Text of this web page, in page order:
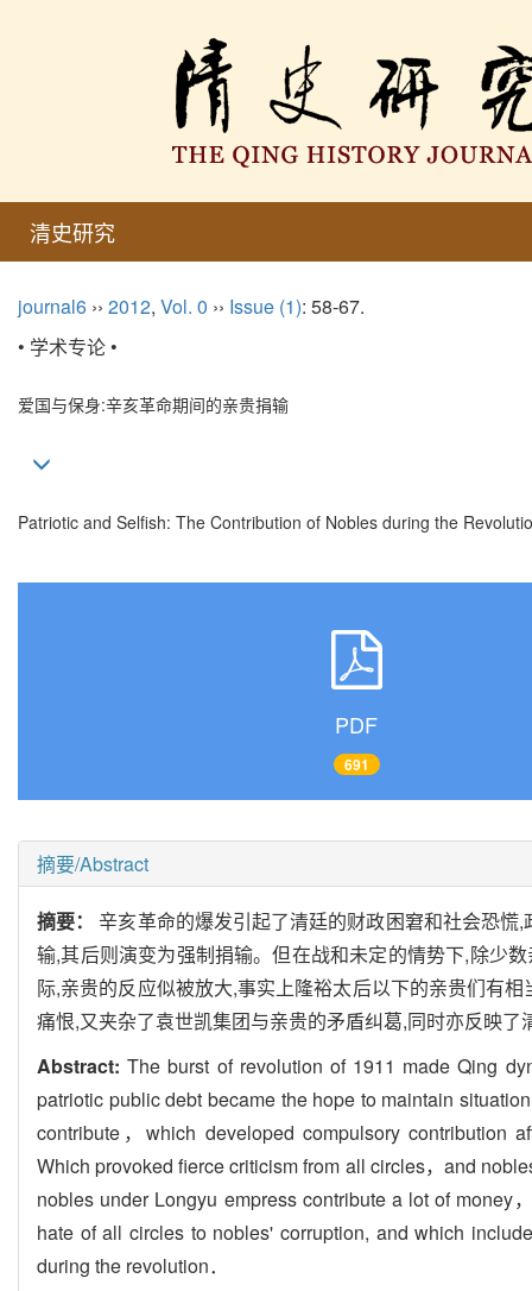
清史研究
journal6 ›› 2012, Vol. 0 ›› Issue (1): 58-67.
• 学术专论 •
爱国与保身:辛亥革命期间的亲贵捐输
Patriotic and Selfish: The Contribution of Nobles during the
PDF
691
摘要/Abstract
摘要：辛亥革命的爆发引起了清廷的财政困窘和社会恐
输,其后则演变为强制捐输。但在战和未定的情势下,除少
际,亲贵的反应似被放大,事实上隆裕太后以下的亲贵们有
痛恨,又夹杂了袁世凯集团与亲贵的矛盾纠葛,同时亦反映
Abstract:The burst of revolution of 1911 made Qing
patriotic public debt became the hope to maintain
contribute，which developed compulsory contribution
Which provoked fierce criticism from all circles，and
nobles under Longyu empress contribute a lot of money
hate of all circles to nobles' corruption, and which
during the revolution．